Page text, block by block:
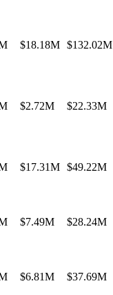
$18.18M $132.02M
$2.72M $22.33M
$17.31M $49.22M
$7.49M $28.24M
$6.81M $37.69M